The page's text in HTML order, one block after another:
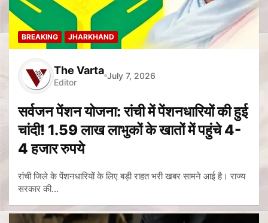
BREAKING JHARKHAND
The Varta
Editor
July 7, 2026
सर्वजन पेंशन योजना: रांची में पेंशनधारियों की हुई
चांदी! 1.59 लाख लाभुकों के खातों में पहुंचे 4-
4 हजार रुपये
रांची जिले के पेंशनधारियों के लिए बड़ी राहत भरी खबर सामने आई है। राज्य
सरकार की…